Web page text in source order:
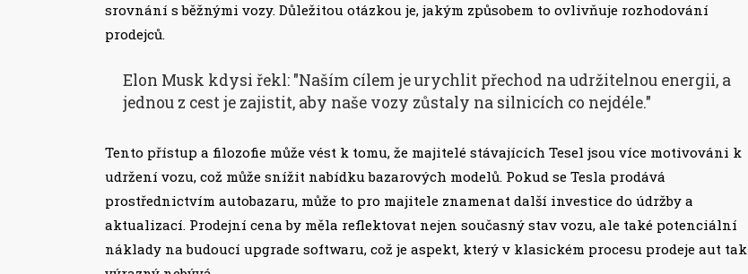
srovnání s běžnými vozy. Důležitou otázkou je, jakým způsobem to ovlivňuje rozhodování
prodejců.
Elon Musk kdysi řekl: "Naším cílem je urychlit přechod na udržitelnou energii, a
jednou z cest je zajistit, aby naše vozy zůstaly na silnicích co nejdéle."
Tento přístup a filozofie může vést k tomu, že majitelé stávajících Tesel jsou více motivováni k
udržení vozu, což může snížit nabídku bazarových modelů. Pokud se Tesla prodává
prostřednictvím autobazaru, může to pro majitele znamenat další investice do údržby a
aktualizací. Prodejní cena by měla reflektovat nejen současný stav vozu, ale také potenciální
náklady na budoucí upgrade softwaru, což je aspekt, který v klasickém procesu prodeje aut tak